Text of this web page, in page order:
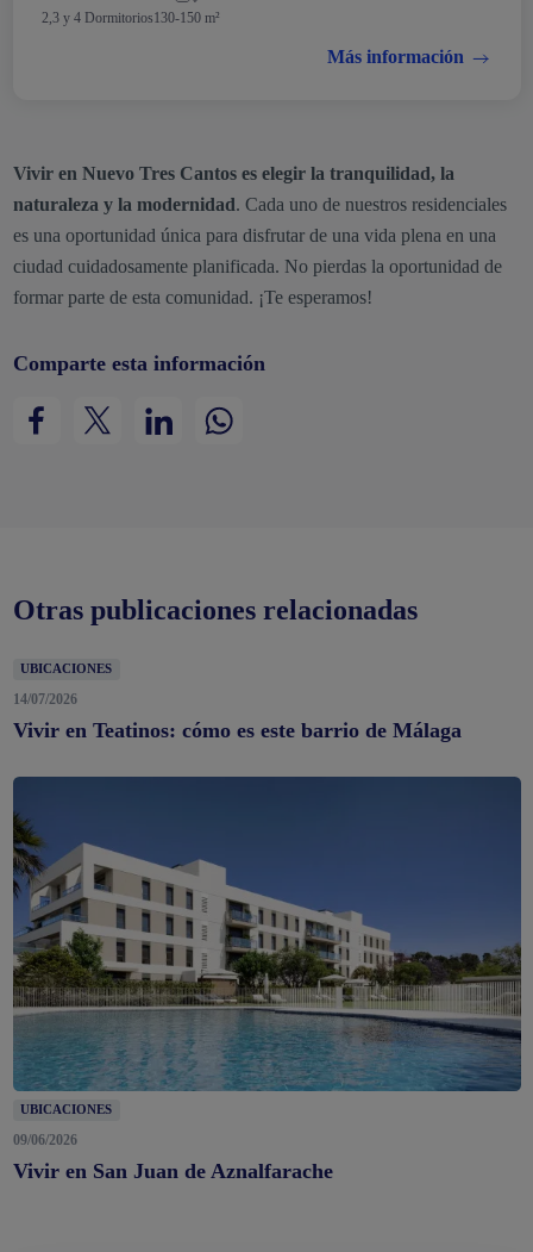
2,3 y 4 Dormitorios130-150 m²
Más información
Vivir en Nuevo Tres Cantos es elegir la tranquilidad, la
naturaleza y la modernidad. Cada uno de nuestros residenciales
es una oportunidad única para disfrutar de una vida plena en una
ciudad cuidadosamente planificada. No pierdas la oportunidad de
formar parte de esta comunidad. ¡Te esperamos!
Comparte esta información
Otras publicaciones relacionadas
UBICACIONES
14/07/2026
Vivir en Teatinos: cómo es este barrio de Málaga
UBICACIONES
09/06/2026
Vivir en San Juan de Aznalfarache